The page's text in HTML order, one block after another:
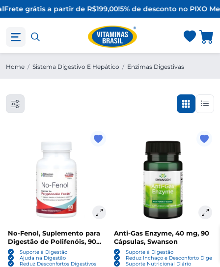
Frete grátis a partir de R$199,00!5% de desconto no PIXO
Home / Sistema Digestivo E Hepático / Enzimas Digestivas
No-Fenol, Suplemento para
Digestão de Polifenóis, 90
Cápsulas, Houston Enzymes
Suporte à Digestão
Ajuda na Digestão
Reduz Desconfortos Digestivos
Anti-Gas Enzyme, 40 mg, 90
Cápsulas, Swanson
Suporte à Digestão
Reduz Inchaço e Desconforto
Suporte Nutricional Diário